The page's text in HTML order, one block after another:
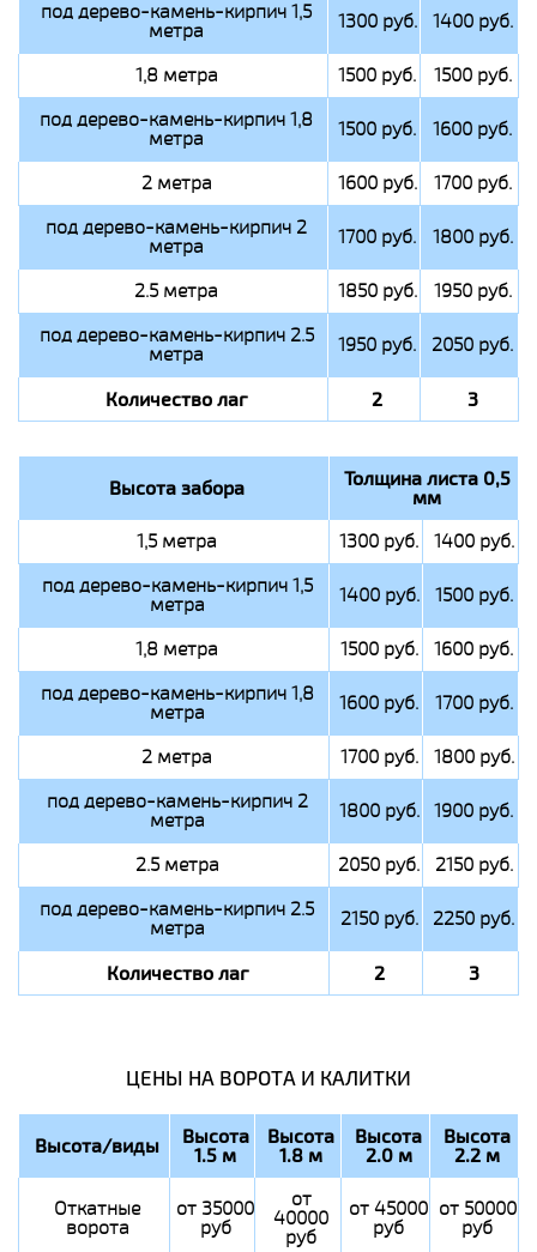
под дерево-камень-кирпич 1,5
метра 1300 руб. 1400 руб.
1,8 метра 1500 руб.
1500 руб.
под дерево-камень-кирпич 1,8
метра 1500 руб. 1600 руб.
2 метра 1600 руб.
1700 руб.
под дерево-камень-кирпич 2
метра 1700 руб. 1800 руб.
2.5 метра 1850 руб.
1950 руб.
под дерево-камень-кирпич 2.5
метра 1950 руб. 2050 руб.
Количество лаг 2 3
Высота забора Толщина листа 0,5
мм
1,5 метра 1300 руб.
1400 руб.
под дерево-камень-кирпич 1,5
метра 1400 руб. 1500 руб.
1,8 метра 1500 руб.
1600 руб.
под дерево-камень-кирпич 1,8
метра 1600 руб. 1700 руб.
2 метра 1700 руб.
1800 руб.
под дерево-камень-кирпич 2
метра 1800 руб. 1900 руб.
2.5 метра 2050 руб.
2150 руб.
под дерево-камень-кирпич 2.5
метра 2150 руб. 2250 руб.
Количество лаг 2 3
ЦЕНЫ НА ВОРОТА И КАЛИТКИ
Высота/виды Высота
1.5 м
Высота
1.8 м
Высота
2.0 м
Высота
2.2 м
Откатные
ворота
от 35000
руб
от
40000
руб
от 45000
руб
от 50000
руб